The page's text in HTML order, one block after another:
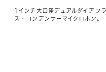
1インチ大口径デュアルダイアフ
ス・コンデンサーマイクロホン。